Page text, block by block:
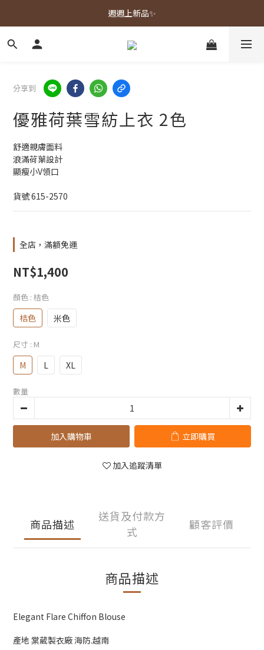
春夏新品上市🌿
週週上新品✨
春夏新品上市🌿
分享到
優雅荷葉雪紡上衣 2色
舒適親膚面料
浪滿荷葉設計
顯瘦小V領口
貨號 615-2570
全店，滿額免運
NT$1,400
顏色 : 桔色
桔色 米色
尺寸 : M
M L XL
數量
加入購物車 立即購買
加入追蹤清單
商品描述
送貨及付款方
式
顧客評價
商品描述
Elegant Flare Chiffon Blouse
產地 棠葳製衣廠 海防.越南